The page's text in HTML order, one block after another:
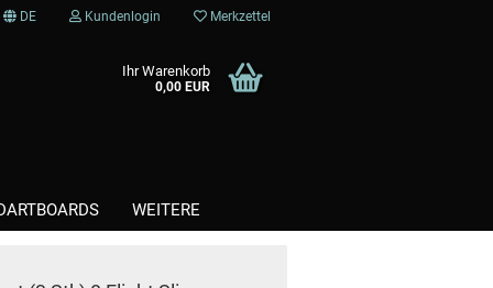
DE Kundenlogin Merkzettel
Ihr Warenkorb
0,00 EUR
WEITERE